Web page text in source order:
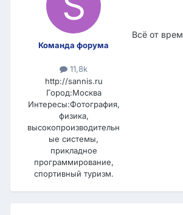
Команда форума
11,8k
http://sannis.ru
Город:Москва
Интересы:Фотография,
физика,
высокопроизводительн
ые системы,
прикладное
программирование,
спортивный туризм.
Всё от